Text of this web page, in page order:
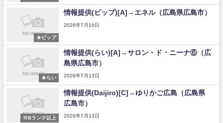
★ピップ
情報提供(ピップ)[A]→エネル（広島県広島市）
2026年7月16日
★らい
情報提供(らい)[A]→サロン・ド・ニーナ⑥（広
島県広島市）
2026年7月13日
※Bランク以上
情報提供(Daijiro)[C]→ゆりかご広島（広島県
広島市）
2026年7月13日